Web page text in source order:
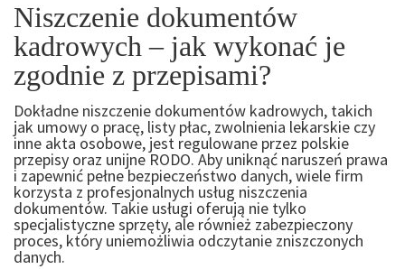
Niszczenie dokumentów
kadrowych – jak wykonać je
zgodnie z przepisami?
Dokładne niszczenie dokumentów kadrowych, takich
jak umowy o pracę, listy płac, zwolnienia lekarskie czy
inne akta osobowe, jest regulowane przez polskie
przepisy oraz unijne RODO. Aby uniknąć naruszeń prawa
i zapewnić pełne bezpieczeństwo danych, wiele firm
korzysta z profesjonalnych usług niszczenia
dokumentów. Takie usługi oferują nie tylko
specjalistyczne sprzęty, ale również zabezpieczony
proces, który uniemożliwia odczytanie zniszczonych
danych.